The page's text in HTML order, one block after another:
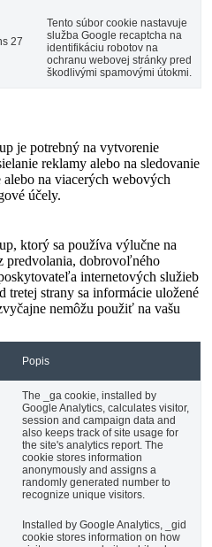
27
Tento súbor cookie nastavuje
služba Google recaptcha na
identifikáciu robotov na
ochranu webovej stránky pred
škodlivými spamovými útokmi.
je potrebný na vytvorenie
reklamy alebo na sledovanie
na viacerých webových
účely.
ktorý sa používa výlučne na
predvolania, dobrovoľného
internetových služieb
tretej strany sa informácie uložené
nemôžu použiť na vašu
Popis
The _ga cookie, installed by
Google Analytics, calculates visitor,
session and campaign data and
also keeps track of site usage for
the site's analytics report. The
cookie stores information
anonymously and assigns a
randomly generated number to
recognize unique visitors.
Installed by Google Analytics, _gid
cookie stores information on how